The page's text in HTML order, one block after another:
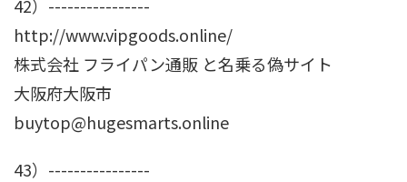
42）----------------
http://www.vipgoods.online/
株式会社 フライパン通販 と名乗る偽サイト
大阪府大阪市
buytop@hugesmarts.online
43）----------------